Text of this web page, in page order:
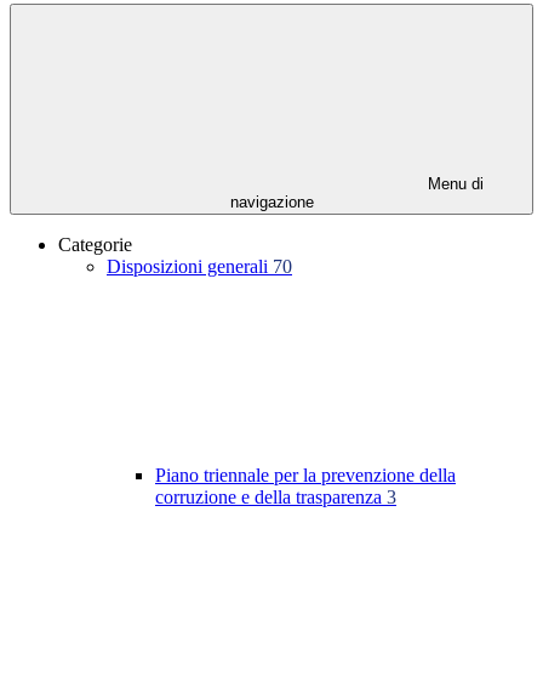
Menu di
navigazione
Categorie
Disposizioni generali 70
Piano triennale per la prevenzione della
corruzione e della trasparenza 3